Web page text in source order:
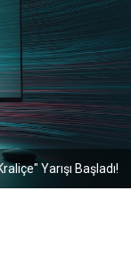
Yarışı Başladı!